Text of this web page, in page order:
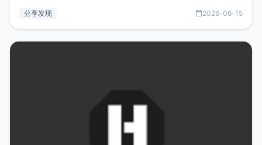
用，让管理更高效。ZMark官网地址：
分享发现 2026-06-15